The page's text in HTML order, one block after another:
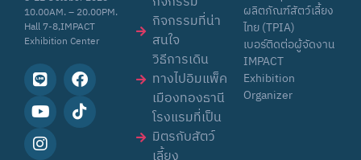
10.00AM. – 20.00PM.
Hall 7-8,IMPACT
Exhibition Center
กิจกรรมที่น่า
สนใจ
วิธีการเดิน
ทางไปอิมแพ็ค
เมืองทองธานี
โรงแรมที่เป็น
มิตรกับสัตว์
ผลิตภัณฑ์สัตว์เลี้ยง
ไทย (TPIA)
เบอร์ติดต่อผู้จัดงาน
IMPACT
Exhibition
Organizer